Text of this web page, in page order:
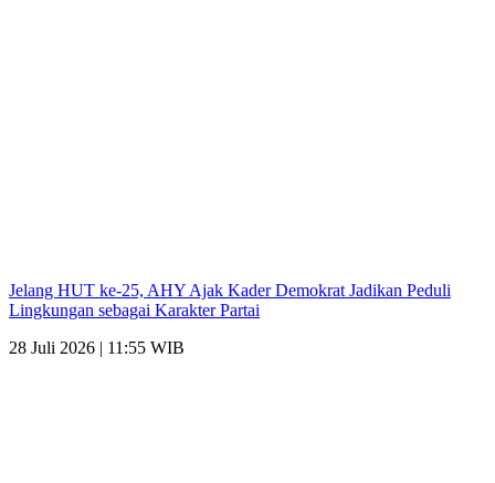
Jelang HUT ke-25, AHY Ajak Kader Demokrat Jadikan Peduli
Lingkungan sebagai Karakter Partai
28 Juli 2026 | 11:55 WIB